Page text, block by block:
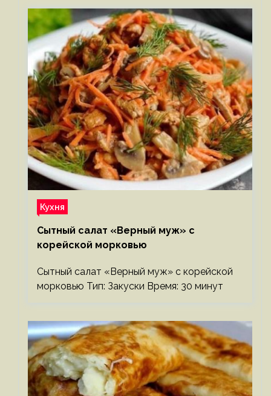
Кухня
Сытный салат «Верный муж» с
корейской морковью
Сытный салат «Верный муж» с корейской
морковью Тип: Закуски Время: 30 минут